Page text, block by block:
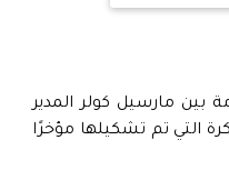
بين مارسيل كولر المدير
التي تم تشكيلها مؤخرًا